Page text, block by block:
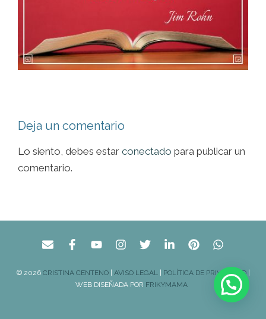
Deja un comentario
Lo siento, debes estar conectado para publicar un
comentario.
© 2026 CRISTINA CENTENO| AVISO LEGAL| POLÍTICA DE PRIVACIDAD|
WEB DISEÑADA POR FRIKYMAMA